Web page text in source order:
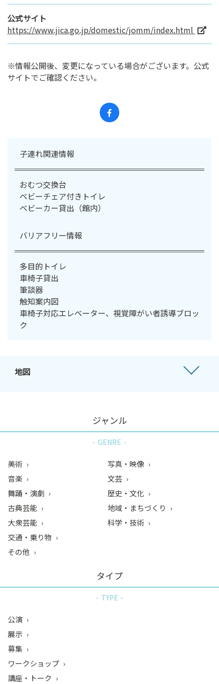
子連れ関連情報
おむつ交換台
ベビーチェア付きトイレ
ベビーカー貸出（館内）
バリアフリー情報
多目的トイレ
車椅子貸出
筆談器
触知案内図
車椅子対応エレベーター、視覚障がい者誘導ブロッ
ク
公式サイト
https://www.jica.go.jp/domestic/jomm/index.html
※情報公開後、変更になっている場合がございます。公式
サイトでご確認ください。
地図
ジャンル
GENRE
美術
音楽
舞踊・演劇
古典芸能
大衆芸能
写真・映像
文芸
歴史・文化
地域・まちづくり
科学・技術
交通・乗り物
その他
タイプ
TYPE
公演
展示
募集
ワークショップ
講座・トーク